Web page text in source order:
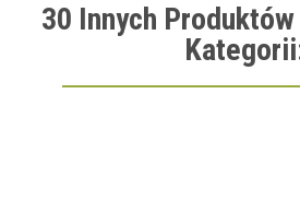
30 Innych Produktów